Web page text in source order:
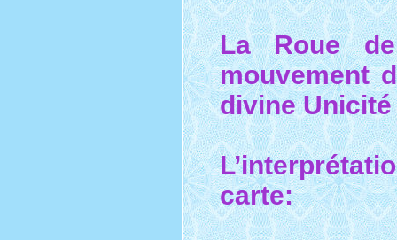
La Roue
mouvement
divine Unicité
carte: